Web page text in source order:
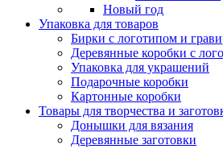
Новый год
Упаковка для товаров
Бирки с логотипом и
Деревянные коробки с
Упаковка для украшений
Подарочные коробки
Картонные коробки
Товары для творчества и
Донышки для вязания
Деревянные заготовки